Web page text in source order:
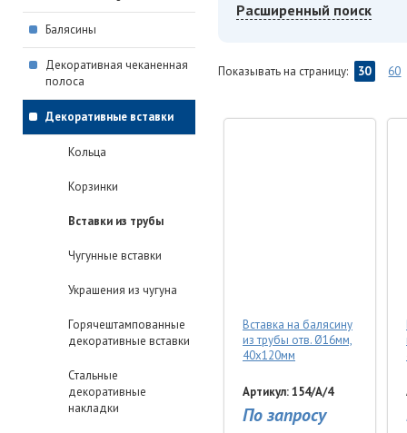
Балясины
Декоративная чеканенная
полоса
Декоративные вставки
Кольца
Корзинки
Вставки из трубы
Чугунные вставки
Украшения из чугуна
Горячештампованные
декоративные вставки
Стальные
декоративные
накладки
Расширенный поиск
Показывать на страницу: 30 60
Вставка на балясину
из трубы отв. Ø16мм,
40х120мм
Артикул: 154/A/4
По запросу